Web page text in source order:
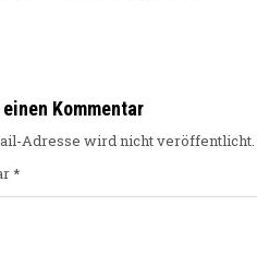
Kommentar
Adresse wird nicht veröffentlicht.
*